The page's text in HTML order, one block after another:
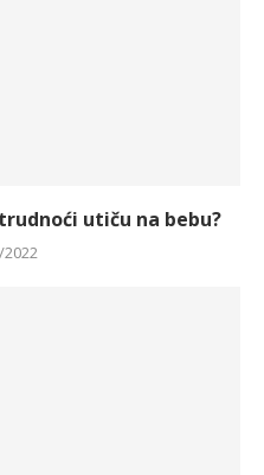
utiču na bebu?